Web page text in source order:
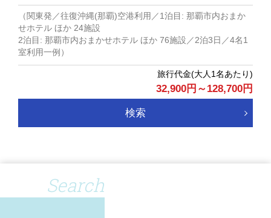
32,900円 ～ 128,700円
（関東発／往復沖縄(那覇)空港利用／1泊目: 那覇市内おまか
せホテル ほか 24施設
2泊目: 那覇市内おまかせホテル ほか 76施設／2泊3日／4名1
室利用一例）
検索
Search